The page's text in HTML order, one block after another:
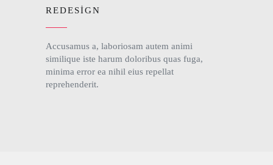
REDESIGN
Accusamus a, laboriosam autem animi
similique iste harum doloribus quas fuga,
minima error ea nihil eius repellat
reprehenderit.